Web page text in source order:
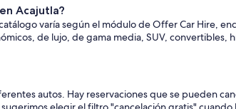
Acajutla?
varía según el módulo de Offer Car Hire,
de lujo, de gama media, SUV,
autos. Hay reservaciones que se pueden